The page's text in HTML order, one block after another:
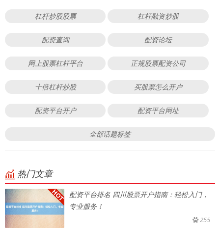
杠杆炒股股票 杠杆融资炒股
配资查询 配资论坛
网上股票杠杆平台 正规股票配资公司
十倍杠杆炒股 买股票怎么开户
配资平台开户 配资平台网址
全部话题标签
热门文章
配资平台排名 四川股票开户指南：轻松入门，
专业服务！
255